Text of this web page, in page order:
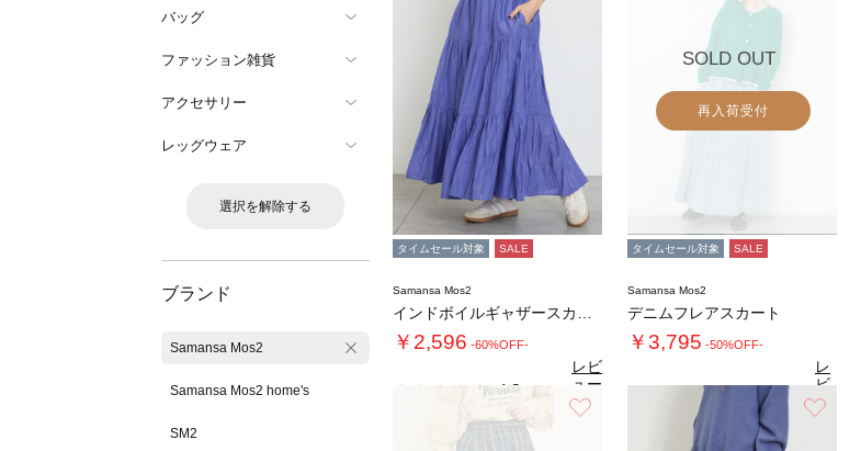
バッグ
ファッション雑貨
アクセサリー
レッグウェア
選択を解除する
ブランド
Samansa Mos2
Samansa Mos2 home's
SM2
タイムセール対象 SALE
Samansa Mos2
￥2,596 -60%OFF-
4.3 （3）
レビ
ュー
を見
る
SOLD OUT
再入荷受付
タイムセール対象 SALE
Samansa Mos2
デニムフレアスカート
￥3,795 -50%OFF-
（12）
レ
ビ
ュ
ー